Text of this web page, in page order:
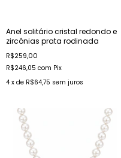
Anel solitário cristal redondo e
zircônias prata rodinada
R$259,00
R$246,05 com Pix
4 x de R$64,75 sem juros